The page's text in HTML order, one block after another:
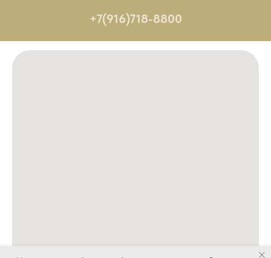
+7(916)718-8800